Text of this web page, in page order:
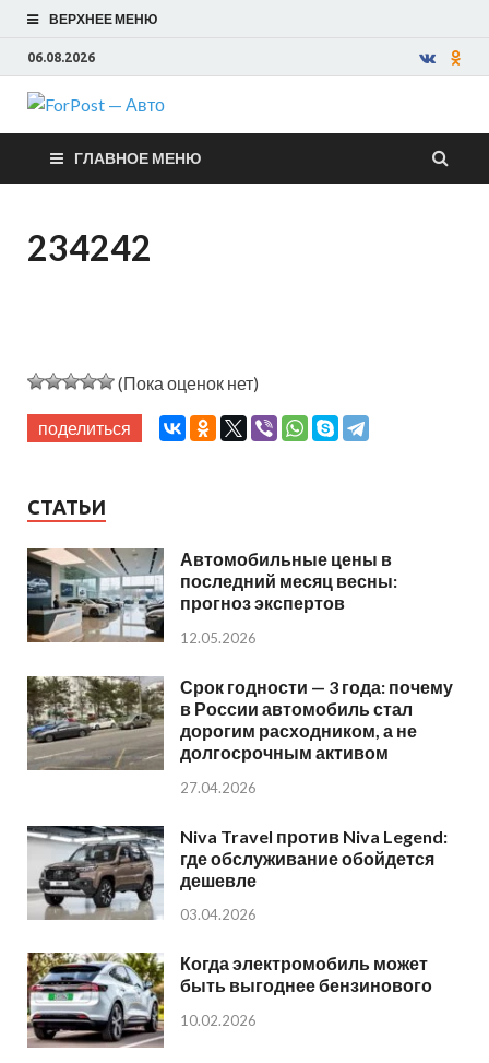
ВЕРХНЕЕ МЕНЮ
06.08.2026
ForPost —
Авто
ГЛАВНОЕ МЕНЮ
234242
(Пока оценок нет)
поделиться
СТАТЬИ
Автомобильные цены в
последний месяц весны:
прогноз экспертов
12.05.2026
Срок годности — 3 года: почему
в России автомобиль стал
дорогим расходником, а не
долгосрочным активом
27.04.2026
Niva Travel против Niva Legend:
где обслуживание обойдется
дешевле
03.04.2026
Когда электромобиль может
быть выгоднее бензинового
10.02.2026